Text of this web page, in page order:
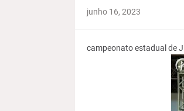
junho 16, 2023
campeonato estadual de